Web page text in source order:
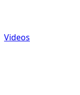
Videos